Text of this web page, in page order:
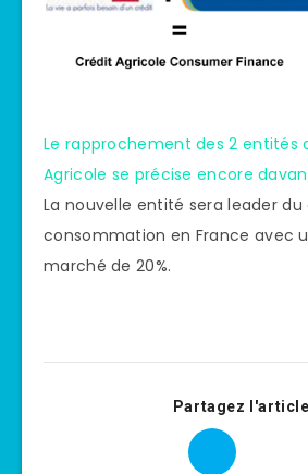
Le rapprochement des 2 entités
Agricole se précise encore
La nouvelle entité sera leader
consommation en France avec
marché de 20%.
Partagez